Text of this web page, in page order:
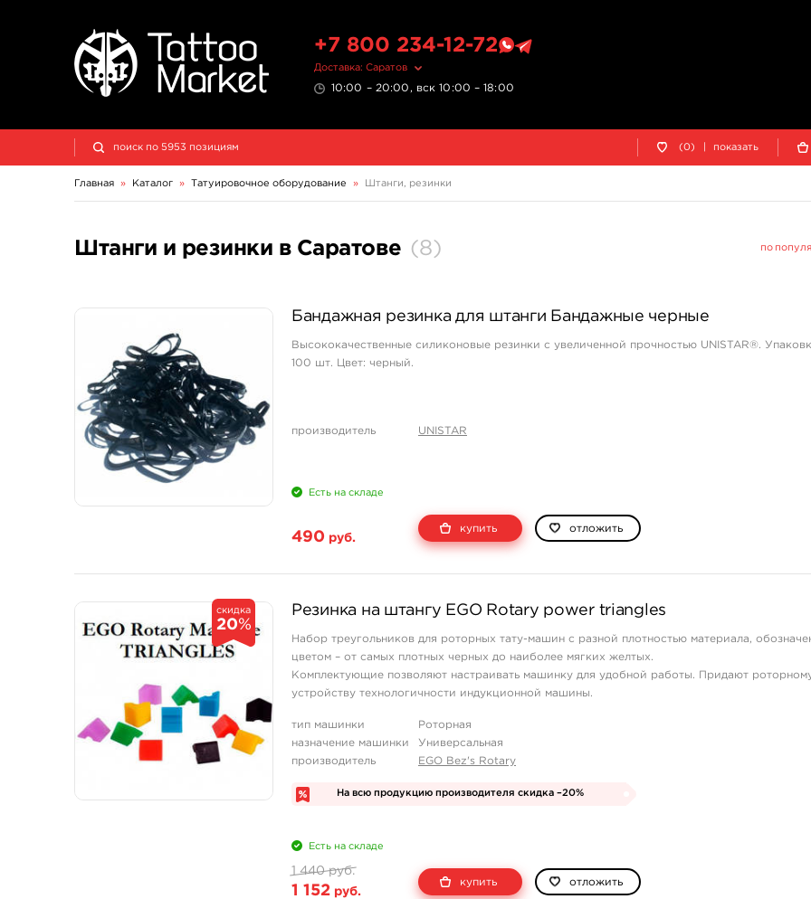
+7 800 234-12-72
Доставка: Саратов
10:00 – 20:00, вск 10:00 – 18:00
(0) показать
Главная » Каталог » Татуировочное оборудование » Штанги, резинки
по
Штанги и резинки в Саратове (8)
Бандажная резинка для штанги Бандажные черные
Высококачественные силиконовые резинки с увеличенной прочностью UNISTAR®.
100 шт. Цвет: черный.
производитель UNISTAR
Есть на складе
490 руб.
купить отложить
скидка
20%
Резинка на штангу EGO Rotary power triangles
Набор треугольников для роторных тату-машин с разной плотностью материала,
цветом – от самых плотных черных до наиболее мягких желтых.
Комплектующие позволяют настраивать машинку для удобной работы. Придают
устройству технологичности индукционной машины.
тип машинки
Роторная
назначение машинки
Универсальная
производитель
EGO Bez's Rotary
На всю продукцию производителя скидка –20%
Есть на складе
1 440 руб.
1 152 руб.
купить отложить